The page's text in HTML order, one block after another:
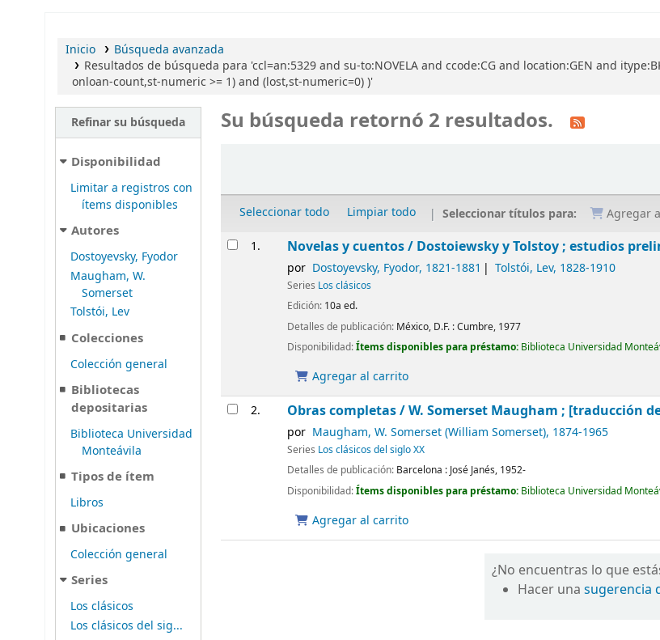
Inicio
Búsqueda avanzada
Resultados de búsqueda para 'ccl=an:5329 and su-to:NOVELA and ccode:CG and location:GEN and
onloan-count,st-numeric >= 1) and (lost,st-numeric=0) )'
Refinar su búsqueda
Disponibilidad
Limitar a registros con
ítems disponibles
Autores
Dostoyevsky, Fyodor
Maugham, W.
Somerset
Tolstói, Lev
Colecciones
Colección general
Bibliotecas
depositarias
Biblioteca Universidad
Monteávila
Tipos de ítem
Libros
Ubicaciones
Colección general
Series
Los clásicos
Los clásicos del sig...
Su búsqueda retornó 2 resultados.
Seleccionar todo Limpiar todo Seleccionar títulos para: Agregar
Resultados
1. Novelas y cuentos / Dostoiewsky y Tolstoy ; estudios
por Dostoyevsky, Fyodor, 1821-1881 Tolstói, Lev, 1828-1910
Series Los clásicos
Edición: 10a ed.
Detalles de publicación: México, D.F. :Cumbre, 1977
Disponibilidad:Ítems disponibles para préstamo: Biblioteca Universidad
Agregar al carrito
2. Obras completas /W. Somerset Maugham ; [traducción
por Maugham, W. Somerset (William Somerset), 1874-1965
Series Los clásicos del siglo XX
Detalles de publicación: Barcelona : José Janés, 1952-
Disponibilidad:Ítems disponibles para préstamo: Biblioteca Universidad
Agregar al carrito
¿No encuentras lo que
Hacer unasugerencia